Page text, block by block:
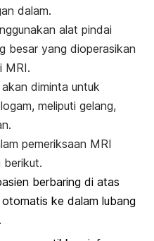
dalam.
alat pindai
besar yang dioperasikan
MRI.
diminta untuk
meliputi gelang,
pemeriksaan MRI
berikut.
berbaring di atas
ke dalam lubang